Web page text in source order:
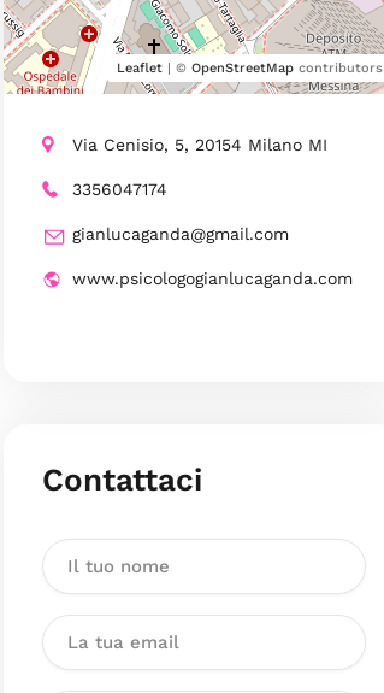
Leaflet| © OpenStreetMapcontributors
Via Cenisio, 5, 20154 Milano MI
3356047174
gianlucaganda@gmail.com
www.psicologogianlucaganda.com
Contattaci